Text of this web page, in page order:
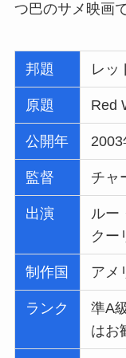
つ巴のサメ映画で
邦題 レッ
原題 Red
公開年 2003
監督 チャ
出演
ルー
クー
制作国 アメ
ランク
準A
はお